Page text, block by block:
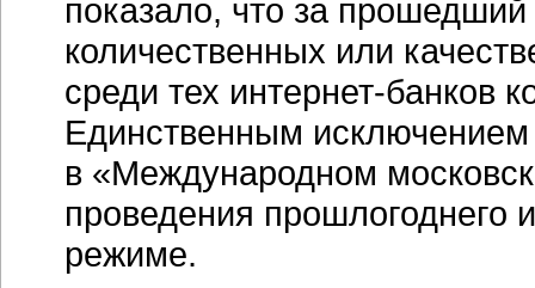
показало, что за
количественных или
среди тех интернет-банков
Единственным исключением
в «Международном
проведения прошлогоднего
режиме.